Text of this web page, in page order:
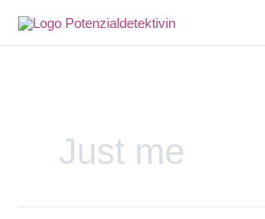
Inhalt
Just me